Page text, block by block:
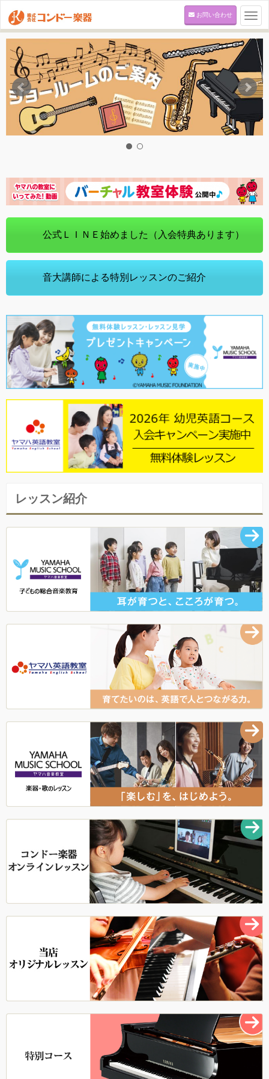
お問い合わせ
公式ＬＩＮＥ始めました（入会特典あります）
音大講師による特別レッスンのご紹介
レッスン紹介